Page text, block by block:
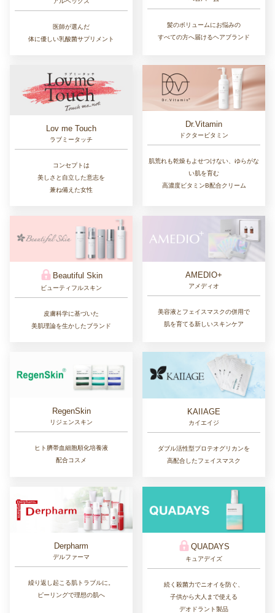
医師が選んだ
体に優しい乳酸菌サプリメント
髪のボリュームにお悩みの
すべての方へ届けるヘアブランド
Lov me Touch
ラブミータッチ
コンセプトは
美しさと自立した意志を
兼ね備えた女性
Dr.Vitamin
ドクタービタミン
肌荒れも乾燥もよせつけない、ゆらがな
い肌を育む
高濃度ビタミンB配合クリーム
Beautiful Skin
ビューティフルスキン
皮膚科学に基づいた
美肌理論を生かしたブランド
AMEDIO+
アメディオ
美容液とフェイスマスクの併用で
肌を育てる新しいスキンケア
RegenSkin
リジェンスキン
ヒト臍帯血細胞順化培養液
配合コスメ
KAIIAGE
カイエイジ
ダブル活性型プロテオグリカンを
高配合したフェイスマスク
Derpharm
デルファーマ
繰り返し起こる肌トラブルに。
ピーリングで理想の肌へ
QUADAYS
キュアデイズ
続く殺菌力でニオイを防ぐ、
子供から大人まで使える
デオドラント製品